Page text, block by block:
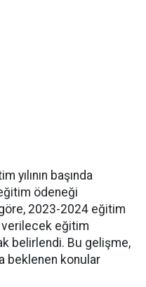
yılının başında
ödeneği
2023-2024 eğitim
verilecek eğitim
belirlendi. Bu gelişme,
beklenen konular